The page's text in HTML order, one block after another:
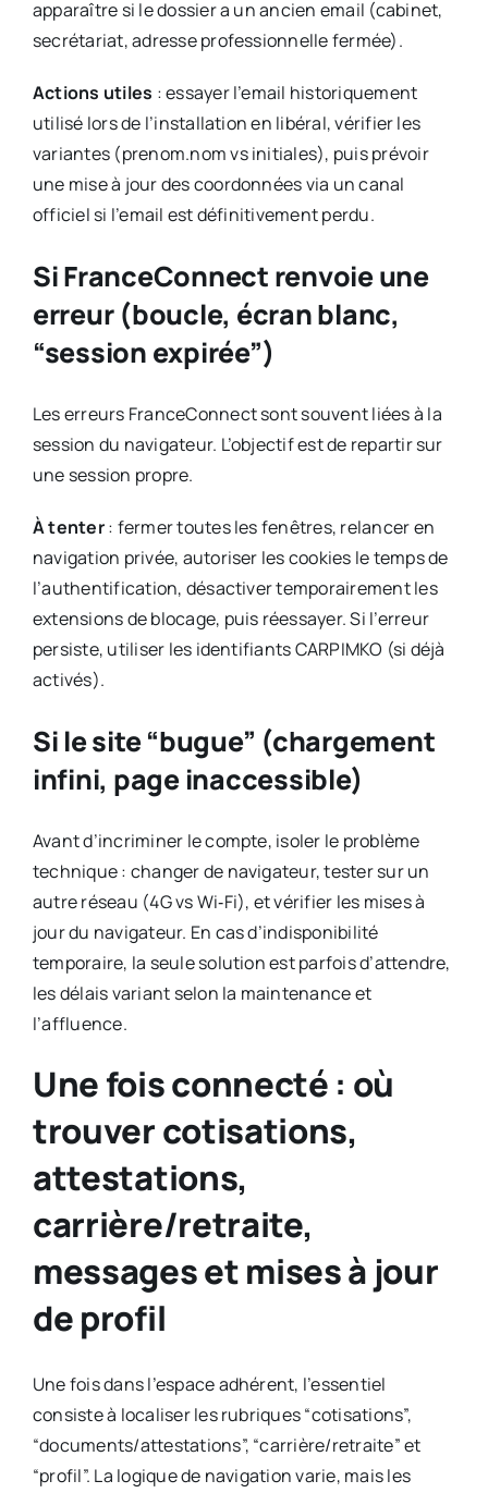
apparaître si le dossier a un ancien email (cabinet,
secrétariat, adresse professionnelle fermée).
Actions utiles : essayer l’email historiquement
utilisé lors de l’installation en libéral, vérifier les
variantes (prenom.nom vs initiales), puis prévoir
une mise à jour des coordonnées via un canal
officiel si l’email est définitivement perdu.
Si FranceConnect renvoie une
erreur (boucle, écran blanc,
“session expirée”)
Les erreurs FranceConnect sont souvent liées à la
session du navigateur. L’objectif est de repartir sur
une session propre.
À tenter: fermer toutes les fenêtres, relancer en
navigation privée, autoriser les cookies le temps de
l’authentification, désactiver temporairement les
extensions de blocage, puis réessayer. Si l’erreur
persiste, utiliser les identifiants CARPIMKO (si déjà
activés).
Si le site “bugue” (chargement
infini, page inaccessible)
Avant d’incriminer le compte, isoler le problème
technique : changer de navigateur, tester sur un
autre réseau (4G vs Wi‑Fi), et vérifier les mises à
jour du navigateur. En cas d’indisponibilité
temporaire, la seule solution est parfois d’attendre,
les délais variant selon la maintenance et
l’affluence.
Une fois connecté : où
trouver cotisations,
attestations,
carrière/retraite,
messages et mises à jour
de profil
Une fois dans l’espace adhérent, l’essentiel
consiste à localiser les rubriques “cotisations”,
“documents/attestations”, “carrière/retraite” et
“profil”. La logique de navigation varie, mais les